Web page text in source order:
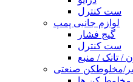
ست کنترل
لوازم جانبی پمپ
گیج فشار
ست کنترل
/ تانک / منبع
مخلوطکن صنعتی